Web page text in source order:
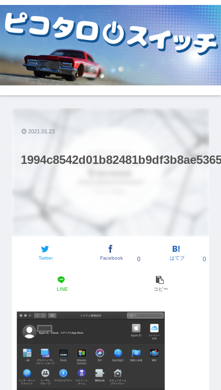
Twitter Facebook 0 はてブ 0
LINE コピー
2021.01.23